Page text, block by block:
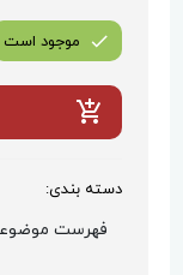
موجود است
دسته بندی:
فهرست